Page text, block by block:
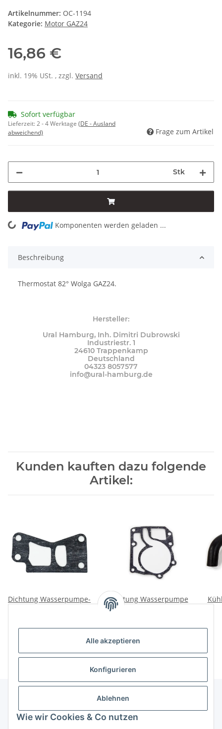
Alle akzeptieren
Konfigurieren
Ablehnen
Wie wir Cookies & Co nutzen
Artikelnummer: OC-1194
Kategorie: Motor GAZ24
16,86 €
inkl. 19% USt. , zzgl. Versand
Sofort verfügbar
Lieferzeit:2 - 4 Werktage (DE - Ausland
abweichend)
Frage zum Artikel
Stk
Loading... Komponenten werden geladen ...
Beschreibung
Thermostat 82° Wolga GAZ24.
Hersteller:
Ural Hamburg, Inh. Dimitri Dubrowski
Industriestr. 1
24610 Trappenkamp
Deutschland
04323 8057577
info@ural-hamburg.de
Kunden kauften dazu folgende
Artikel:
Dichtung Wasserpumpe-
Dichtung Wasserpumpe
Informationen